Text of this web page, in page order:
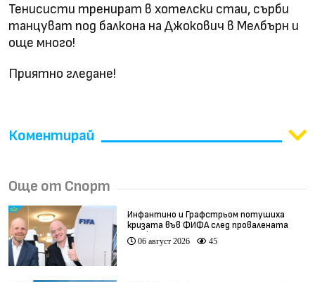
Тенисисти тренират в хотелски стаи, сърби
танцуват под балкона на Джокович в Мелбърн и
още много!
Приятно гледане!
Коментирай
Още от Спорт
Инфантино и Графстрьом потушиха
кризата във ФИФА след провалената
сделка
06 август 2026 45